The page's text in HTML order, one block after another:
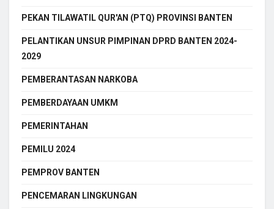
PEKAN TILAWATIL QUR'AN (PTQ) PROVINSI BANTEN
PELANTIKAN UNSUR PIMPINAN DPRD BANTEN 2024-
2029
PEMBERANTASAN NARKOBA
PEMBERDAYAAN UMKM
PEMERINTAHAN
PEMILU 2024
PEMPROV BANTEN
PENCEMARAN LINGKUNGAN